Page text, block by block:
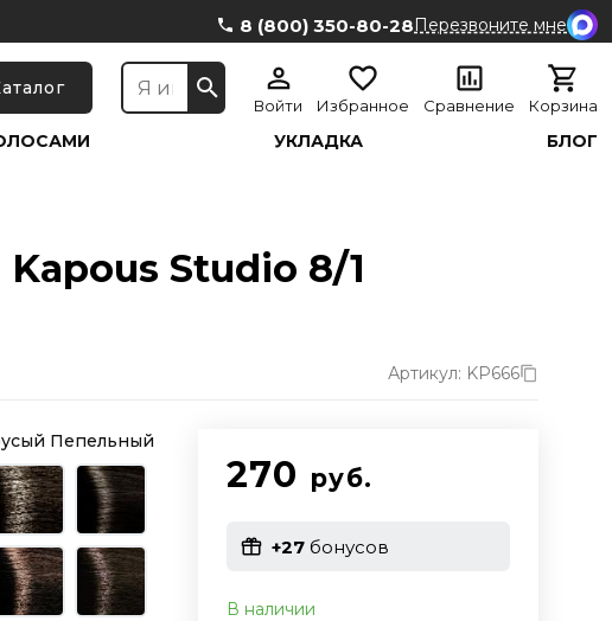
8 (800) 350-80-28Перезвоните мне
Войти Избранное Сравнение Корзина
УКЛАДКА БЛОГ
Studio 8/1
Артикул: KP666
Пепельный
270 руб.
+27бонусов
В наличии